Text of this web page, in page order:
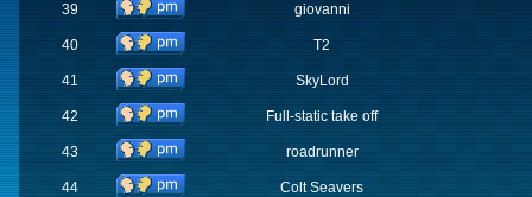
39 giovanni
40 T2
41 SkyLord
42 Full-static take off
43 roadrunner
44 Colt Seavers